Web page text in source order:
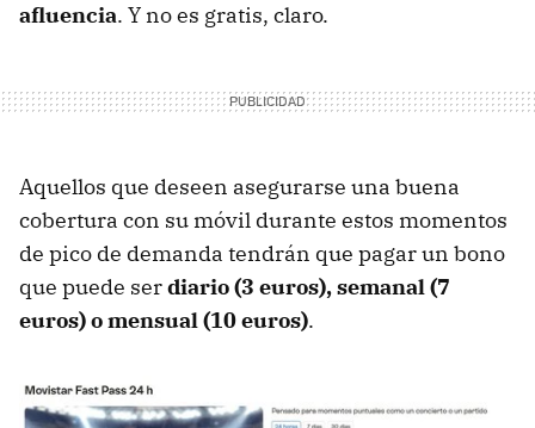
afluencia. Y no es gratis, claro.
Aquellos que deseen asegurarse una buena
cobertura con su móvil durante estos momentos
de pico de demanda tendrán que pagar un bono
que puede serdiario (3 euros), semanal (7
euros) o mensual (10 euros).